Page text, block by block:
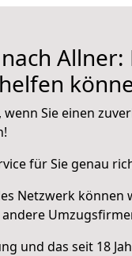
, wenn Sie einen
für Sie genau
Netzwerk können
und das seit 18